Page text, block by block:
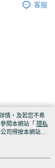
客服
情，及若您不希
閱本網站「 隱私
司得按本網站使